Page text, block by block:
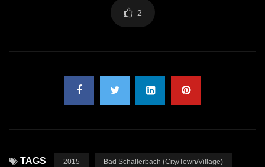
2
TAGS 2015 Bad Schallerbach (City/Town/Village)